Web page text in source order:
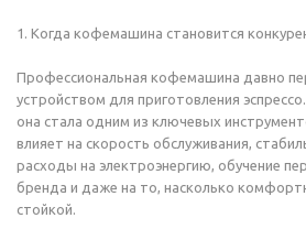
1. Когда кофемашина становится
Профессиональная кофемашина давно
устройством для приготовления
она стала одним из ключевых
влияет на скорость обслуживания,
расходы на электроэнергию, обучение
бренда и даже на то, насколько
стойкой.